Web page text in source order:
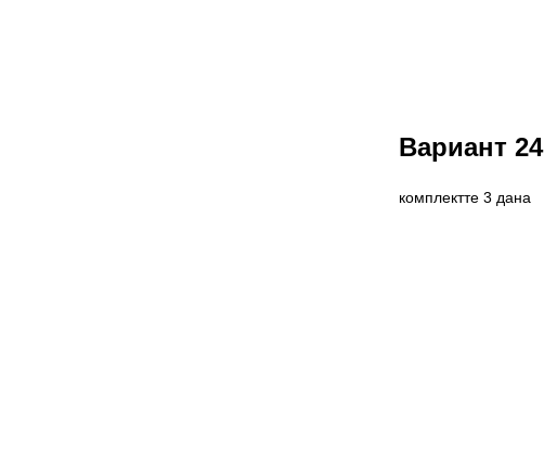
Вариант 24
комплектте 3 дана